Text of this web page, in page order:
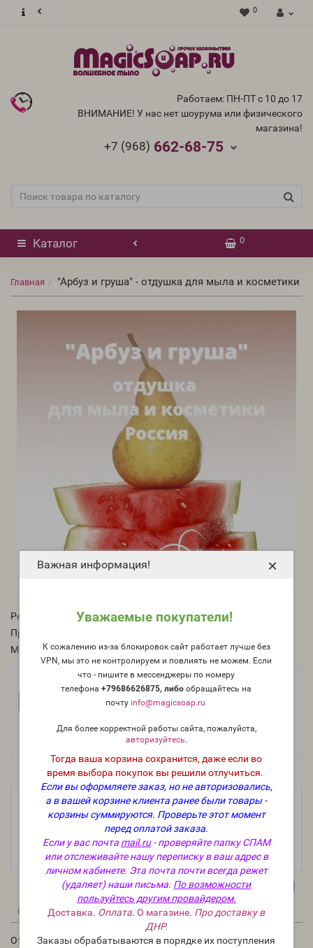
Важная информация!
Уважаемые покупатели!
К сожалению из-за блокировок сайт работает лучше без
VPN, мы это не контролируем и повлиять не можем. Если
что - пишите в мессенджеры по номеру
телефона+79686626875, либообращайтесь на
почту info@magicsoap.ru
Для более корректной работы сайта, пожалуйста,
авторизуйтесь.
Тогда ваша корзина сохранится, даже если во
время выбора покупок вы решили отлучиться.
Если вы оформляете заказ, но не авторизовались,
а в вашей корзине клиента ранее были товары -
корзины суммируются. Проверьте этот момент
перед оплатой заказа.
Если у вас почта mail.ru- проверяйте папку СПАМ
или отслеживайте нашу переписку в ваш адрес в
личном кабинете. Эта почта почти всегда режет
(удаляет) наши письма. По возможности
пользуйтесь другим провайдером.
Доставка. Оплата.О магазине. Про доставку в
ДНР.
Заказы обрабатываются в порядке их поступления
×
0
Работаем: ПН-ПТ с 10 до 17
ВНИМАНИЕ! У нас нет шоурума или физического
магазина!
+7 (968) 662-68-75
Каталог 0
Главная "Арбуз и груша" - отдушка для мыла и косметики
Рейтинг:
Производитель:
Модель:
O-485-RU
50 г +403 руб. 25 г
+101 руб. 5 мл (пробник) +75 руб.
Есть в наличии
+ В корзину
Описание Отзывы Вопрос - Ответ 0
Отдушка для мыла и косметических средств.